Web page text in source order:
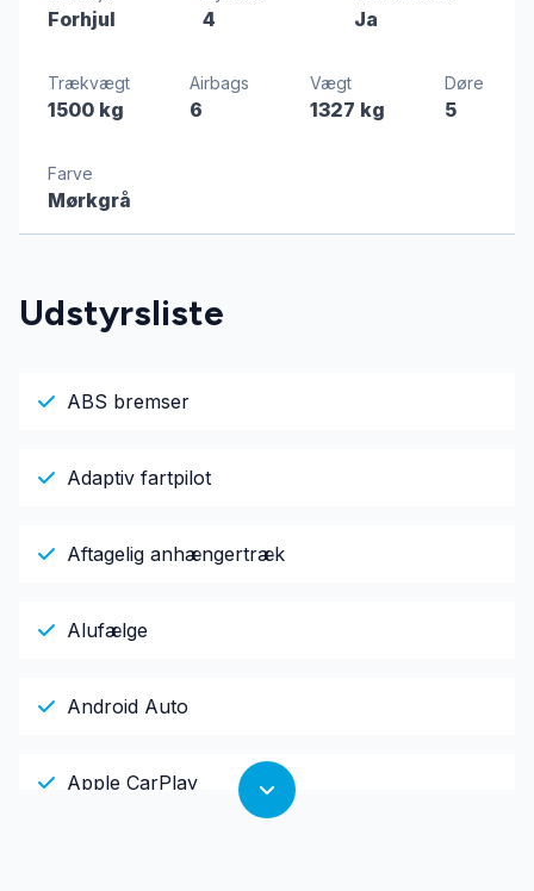
Forhjul 4 Ja
Trækvægt
1500 kg
Airbags
6
Vægt
1327 kg
Døre
5
Farve
Mørkgrå
Udstyrsliste
ABS bremser
Adaptiv fartpilot
Aftagelig anhængertræk
Alufælge
Android Auto
Apple CarPlay